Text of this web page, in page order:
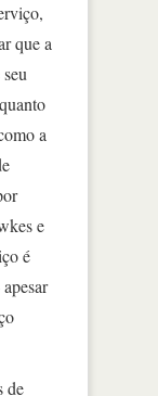
que a
a
e
é
de